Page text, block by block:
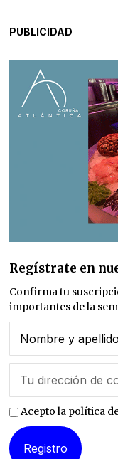
PUBLICIDAD
Regístrate en
Confirma tu
importantes de la
Acepto la política